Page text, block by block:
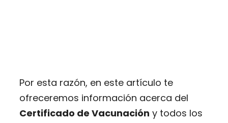
Por esta razón, en este artículo te
ofreceremos información acerca del
Certificado de Vacunación y todos los